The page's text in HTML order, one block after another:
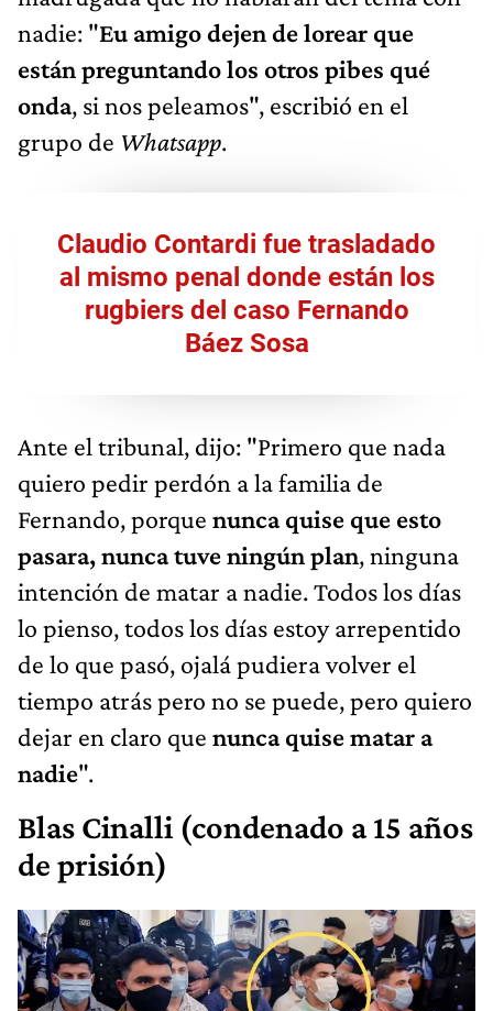
nadie: "Eu amigo dejen de lorear que
están preguntando los otros pibes qué
onda, si nos peleamos", escribió en el
grupo de Whatsapp.
Claudio Contardi fue trasladado
al mismo penal donde están los
rugbiers del caso Fernando
Báez Sosa
Ante el tribunal, dijo: "Primero que nada
quiero pedir perdón a la familia de
Fernando, porque nunca quise que esto
pasara, nunca tuve ningún plan, ninguna
intención de matar a nadie. Todos los días
lo pienso, todos los días estoy arrepentido
de lo que pasó, ojalá pudiera volver el
tiempo atrás pero no se puede, pero quiero
dejar en claro que nunca quise matar a
nadie".
Blas Cinalli (condenado a 15 años
de prisión)